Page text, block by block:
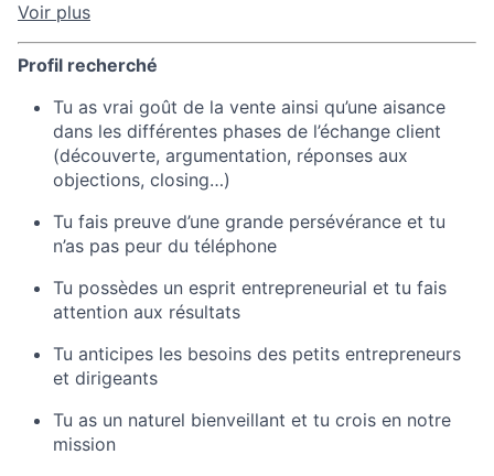
Voir plus
Profil recherché
Tu as vrai goût de la vente ainsi qu’une aisance
dans les différentes phases de l’échange client
(découverte, argumentation, réponses aux
objections, closing…)
Tu fais preuve d’une grande persévérance et tu
n’as pas peur du téléphone
Tu possèdes un esprit entrepreneurial et tu fais
attention aux résultats
Tu anticipes les besoins des petits entrepreneurs
et dirigeants
Tu as un naturel bienveillant et tu crois en notre
mission